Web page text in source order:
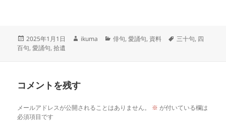
投
稿
2025年1月1日
作
ikuma
カ
俳句,愛誦句, 資料
タ
三十句, 四
百句,愛誦句,拾遺
コメントを残す
メールアドレスが公開されることはありません。 ※ が付いている欄は
必須項目です